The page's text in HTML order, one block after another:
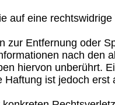
auf eine rechtswidrige
zur Entfernung oder
nach den
hiervon unberührt.
Haftung ist jedoch erst